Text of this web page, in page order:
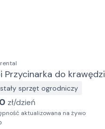
Przycinarka do krawędzi
sprzęt ogrodniczy
zł/dzień
aktualizowana na żywo